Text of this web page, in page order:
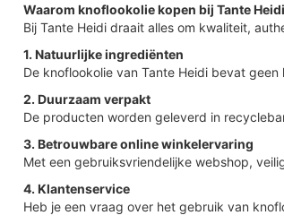
Waarom knoflookolie kopen bij Tante
Bij Tante Heidi draait alles om kwaliteit,
1. Natuurlijke ingrediënten
De knoflookolie van Tante Heidi bevat
2. Duurzaam verpakt
De producten worden geleverd in
3. Betrouwbare online winkelervaring
Met een gebruiksvriendelijke webshop,
4. Klantenservice
Heb je een vraag over het gebruik van